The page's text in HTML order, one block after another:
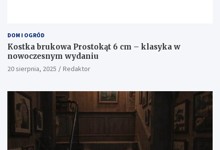
DOM I OGRÓD
Kostka brukowa Prostokąt 6 cm – klasyka w
nowoczesnym wydaniu
20 sierpnia, 2025 Redaktor